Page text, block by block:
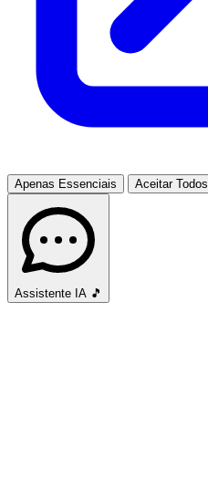
Apenas Essenciais Aceitar Todos
Assistente IA 🎵